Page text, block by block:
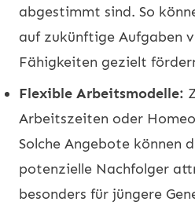
abgestimmt sind. So
auf zukünftige Aufgaben
Fähigkeiten gezielt
Flexible Arbeitsmodelle:
Arbeitszeiten oder
Solche Angebote können
potenzielle Nachfolger
besonders für jüngere